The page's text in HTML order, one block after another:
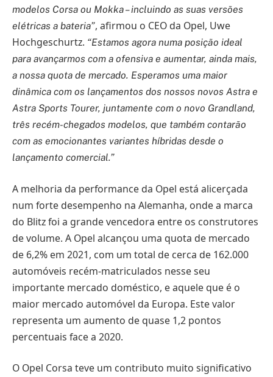
modelos Corsa ou Mokka – incluindo as suas versões
elétricas a bateria”, afirmou o CEO da Opel, Uwe
Hochgeschurtz. “Estamos agora numa posição ideal
para avançarmos com a ofensiva e aumentar, ainda mais,
a nossa quota de mercado. Esperamos uma maior
dinâmica com os lançamentos dos nossos novos Astra e
Astra Sports Tourer, juntamente com o novo Grandland,
três recém-chegados modelos, que também contarão
com as emocionantes variantes híbridas desde o
lançamento comercial.”
A melhoria da performance da Opel está alicerçada
num forte desempenho na Alemanha, onde a marca
do Blitz foi a grande vencedora entre os construtores
de volume. A Opel alcançou uma quota de mercado
de 6,2% em 2021, com um total de cerca de 162.000
automóveis recém-matriculados nesse seu
importante mercado doméstico, e aquele que é o
maior mercado automóvel da Europa. Este valor
representa um aumento de quase 1,2 pontos
percentuais face a 2020.
O Opel Corsa teve um contributo muito significativo